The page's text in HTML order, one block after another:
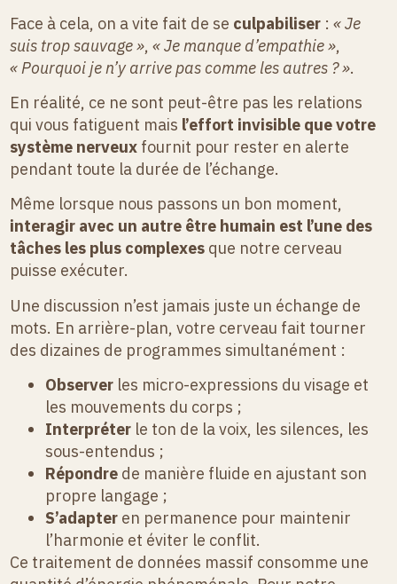
Face à cela, on a vite fait de se culpabiliser :« Je
suis trop sauvage »,« Je manque d’empathie »,
« Pourquoi je n’y arrive pas comme les autres ? ».
En réalité, ce ne sont peut-être pas les relations
qui vous fatiguent mais l’effort invisible que votre
système nerveux fournit pour rester en alerte
pendant toute la durée de l’échange.
Même lorsque nous passons un bon moment,
interagir avec un autre être humain est l’une des
tâches les plus complexes que notre cerveau
puisse exécuter.
Une discussion n’est jamais juste un échange de
mots. En arrière-plan, votre cerveau fait tourner
des dizaines de programmes simultanément :
Observer les micro-expressions du visage et
les mouvements du corps ;
Interpréter le ton de la voix, les silences, les
sous-entendus ;
Répondre de manière fluide en ajustant son
propre langage ;
S’adapter en permanence pour maintenir
l’harmonie et éviter le conflit.
Ce traitement de données massif consomme une